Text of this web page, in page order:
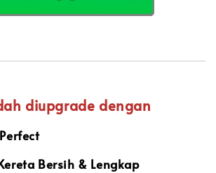
diupgrade dengan
Bersih & Lengkap